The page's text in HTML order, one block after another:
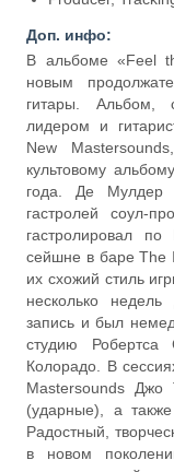
Доп. инфо:
В альбоме «Feel
новым
гитары. Альбом,
лидером и
New
культовому
года. Де Мулдер
гастролей соул-
гастролировал
сейшне в баре The
их схожий стиль
несколько
запись и был
студию
Колорадо. В
Mastersounds
(ударные), а
Радостный,
в новом